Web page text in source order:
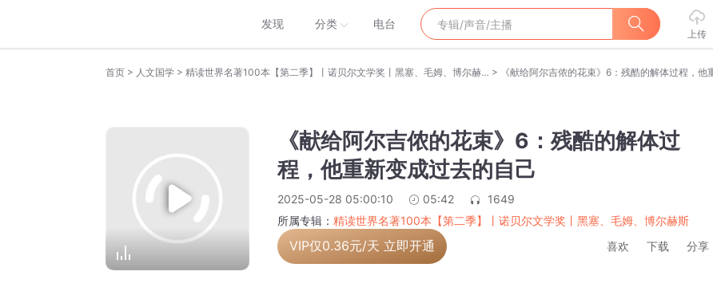
发现 分类 电台
上传
首页 > 人文国学 > 精读世界名著100本【第二季】丨诺贝尔文学奖丨黑塞、毛姆、博尔赫斯 > 《献给阿尔吉侬的花束》6：残酷的解体过程，他
《献给阿尔吉侬的花束》6：残酷的解体过
程，他重新变成过去的自己
2025-05-28 05:00:10 05:42
1649
所属专辑： 精读世界名著100本【第二季】丨诺贝尔文学奖丨黑塞、毛姆、博尔赫斯
VIP仅0.36元/天 立即开通 喜欢 下载 分享